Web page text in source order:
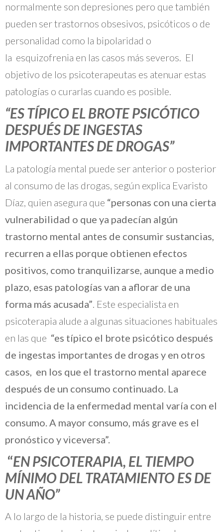
normalmente son depresiones pero que también
pueden ser trastornos obsesivos, psicóticos o de
personalidad como la bipolaridad o
la esquizofrenia en las casos más severos. El
objetivo de los psicoterapeutas es atenuar estas
patologías o curarlas cuando es posible.
“ES TÍPICO EL BROTE PSICÓTICO
DESPUÉS DE INGESTAS
IMPORTANTES DE DROGAS”
La patología mental puede ser anterior o posterior
al consumo de las drogas, según explica Evaristo
Díaz, quien asegura que “personas con una cierta
vulnerabilidad o que ya padecían algún
trastorno mental antes de consumir sustancias,
recurren a ellas porque obtienen efectos
positivos, como tranquilizarse, aunque a medio
plazo, esas patologías van a aflorar de una
forma más acusada”. Este especialista en
psicoterapia alude a algunas situaciones habituales
en las que “es típico el brote psicótico después
de ingestas importantes de drogas y en otros
casos, en los que el trastorno mental aparece
después de un consumo continuado. La
incidencia de la enfermedad mental varía con el
consumo. A mayor consumo, más grave es el
pronóstico y viceversa”.
“EN PSICOTERAPIA, EL TIEMPO
MÍNIMO DEL TRATAMIENTO ES DE
UN AÑO”
A lo largo de la historia, se puede distinguir entre